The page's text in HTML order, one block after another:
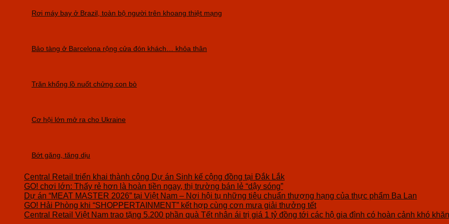
Rơi máy bay ở Brazil, toàn bộ người trên khoang thiệt mạng
Bảo tàng ở Barcelona rộng cửa đón khách… khỏa thân
Trăn khổng lồ nuốt chửng con bò
Cơ hội lớn mở ra cho Ukraine
Bớt găng, tăng dịu
Central Retail triển khai thành công Dự án Sinh kế cộng đồng tại Đắk Lắk
GO! chơi lớn: Thấy rẻ hơn là hoàn tiền ngay, thị trường bán lẻ “dậy sóng”
Dự án “MEAT MASTER 2026” tại Việt Nam – Nơi hội tụ những tiêu chuẩn thượng hạng của thực phẩm Ba Lan
GO! Hải Phòng khi “SHOPPERTAINMENT” kết hợp cùng cơn mưa giải thưởng tết
Central Retail Việt Nam trao tặng 5.200 phần quà Tết nhân ái trị giá 1 tỷ đồng tới các hộ gia đình có hoàn cảnh khó khăn